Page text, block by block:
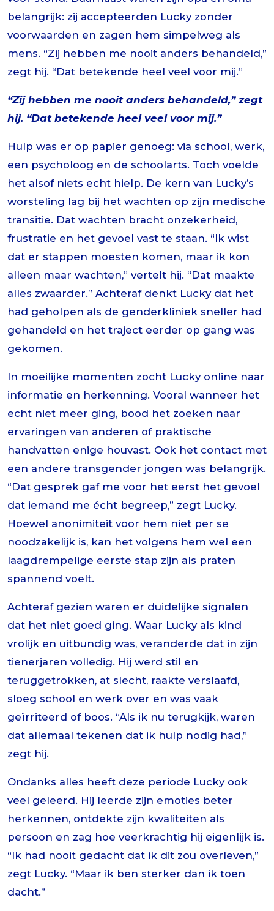
belangrijk: zij accepteerden Lucky zonder
voorwaarden en zagen hem simpelweg als
mens. “Zij hebben me nooit anders behandeld,”
zegt hij. “Dat betekende heel veel voor mij.”
“Zij hebben me nooit anders behandeld,” zegt
hij. “Dat betekende heel veel voor mij.”
Hulp was er op papier genoeg: via school, werk,
een psycholoog en de schoolarts. Toch voelde
het alsof niets echt hielp. De kern van Lucky’s
worsteling lag bij het wachten op zijn medische
transitie. Dat wachten bracht onzekerheid,
frustratie en het gevoel vast te staan. “Ik wist
dat er stappen moesten komen, maar ik kon
alleen maar wachten,” vertelt hij. “Dat maakte
alles zwaarder.” Achteraf denkt Lucky dat het
had geholpen als de genderkliniek sneller had
gehandeld en het traject eerder op gang was
gekomen.
In moeilijke momenten zocht Lucky online naar
informatie en herkenning. Vooral wanneer het
echt niet meer ging, bood het zoeken naar
ervaringen van anderen of praktische
handvatten enige houvast. Ook het contact met
een andere transgender jongen was belangrijk.
“Dat gesprek gaf me voor het eerst het gevoel
dat iemand me écht begreep,” zegt Lucky.
Hoewel anonimiteit voor hem niet per se
noodzakelijk is, kan het volgens hem wel een
laagdrempelige eerste stap zijn als praten
spannend voelt.
Achteraf gezien waren er duidelijke signalen
dat het niet goed ging. Waar Lucky als kind
vrolijk en uitbundig was, veranderde dat in zijn
tienerjaren volledig. Hij werd stil en
teruggetrokken, at slecht, raakte verslaafd,
sloeg school en werk over en was vaak
geïrriteerd of boos. “Als ik nu terugkijk, waren
dat allemaal tekenen dat ik hulp nodig had,”
zegt hij.
Ondanks alles heeft deze periode Lucky ook
veel geleerd. Hij leerde zijn emoties beter
herkennen, ontdekte zijn kwaliteiten als
persoon en zag hoe veerkrachtig hij eigenlijk is.
“Ik had nooit gedacht dat ik dit zou overleven,”
zegt Lucky. “Maar ik ben sterker dan ik toen
dacht.”